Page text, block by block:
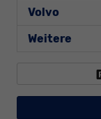
Volvo
Weitere